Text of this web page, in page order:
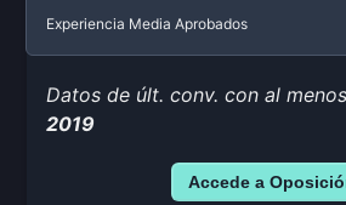
Experiencia Media Aprobados
Datos de últ. conv. con al
2019
Accede a